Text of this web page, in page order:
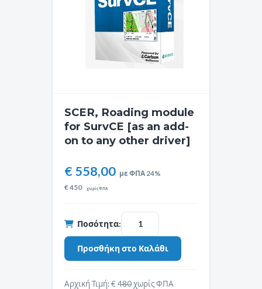
SCER, Roading module
for SurvCE [as an add-
on to any other driver]
€ 558,00 με ΦΠΑ 24%
€450 χωρίς ΦΠΑ
Ποσότητα:
Αρχική Τιμή: €480χωρίς ΦΠΑ